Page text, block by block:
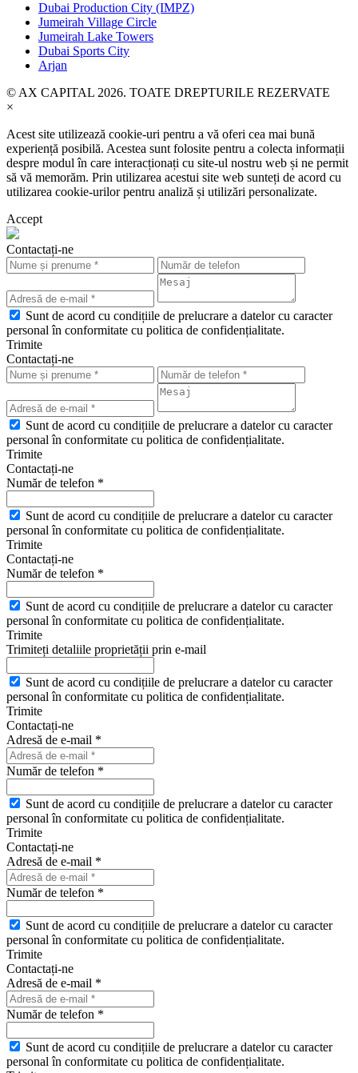
Dubai Production City (IMPZ)
Jumeirah Village Circle
Jumeirah Lake Towers
Dubai Sports City
Arjan
© AX CAPITAL 2026. TOATE DREPTURILE REZERVATE
×
Acest site utilizează cookie-uri pentru a vă oferi cea mai bună
experiență posibilă. Acestea sunt folosite pentru a colecta informații
despre modul în care interacționați cu site-ul nostru web și ne permit
să vă memorăm. Prin utilizarea acestui site web sunteți de acord cu
utilizarea cookie-urilor pentru analiză și utilizări personalizate.
Accept
Contactați-ne
Sunt de acord cu condițiile de prelucrare a datelor cu caracter
personal în conformitate cu politica de confidențialitate.
Trimite
Contactați-ne
Sunt de acord cu condițiile de prelucrare a datelor cu caracter
personal în conformitate cu politica de confidențialitate.
Trimite
Contactați-ne
Număr de telefon *
Sunt de acord cu condițiile de prelucrare a datelor cu caracter
personal în conformitate cu politica de confidențialitate.
Trimite
Contactați-ne
Număr de telefon *
Sunt de acord cu condițiile de prelucrare a datelor cu caracter
personal în conformitate cu politica de confidențialitate.
Trimite
Trimiteți detaliile proprietății prin e-mail
Sunt de acord cu condițiile de prelucrare a datelor cu caracter
personal în conformitate cu politica de confidențialitate.
Trimite
Contactați-ne
Adresă de e-mail *
Număr de telefon *
Sunt de acord cu condițiile de prelucrare a datelor cu caracter
personal în conformitate cu politica de confidențialitate.
Trimite
Contactați-ne
Adresă de e-mail *
Număr de telefon *
Sunt de acord cu condițiile de prelucrare a datelor cu caracter
personal în conformitate cu politica de confidențialitate.
Trimite
Contactați-ne
Adresă de e-mail *
Număr de telefon *
Sunt de acord cu condițiile de prelucrare a datelor cu caracter
personal în conformitate cu politica de confidențialitate.